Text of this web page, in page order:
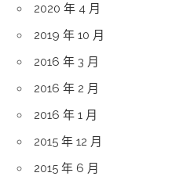
2020 年 4 月
2019 年 10 月
2016 年 3 月
2016 年 2 月
2016 年 1 月
2015 年 12 月
2015 年 6 月